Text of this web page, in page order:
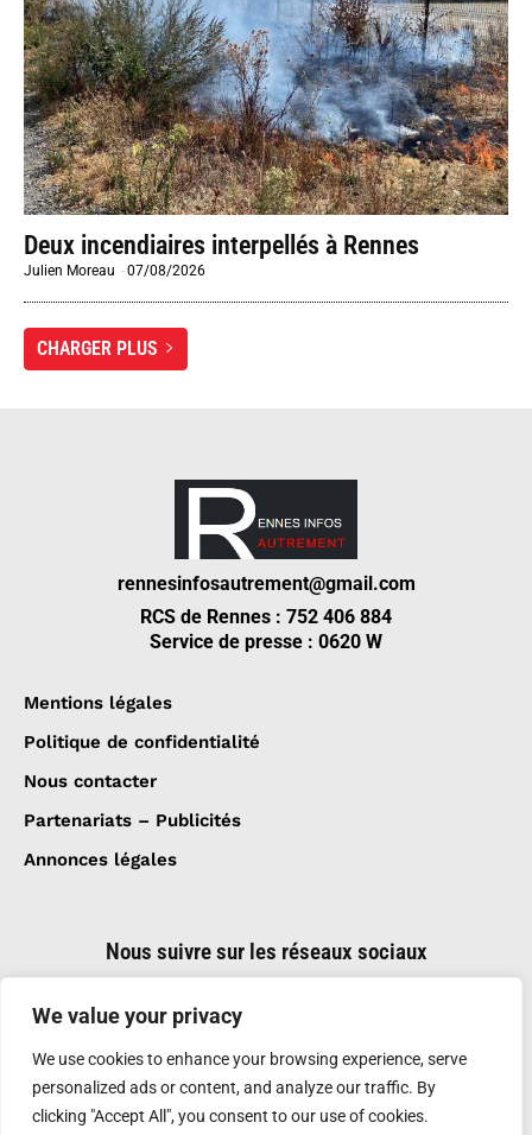
We value your privacy
We use cookies to enhance your browsing experience, serve
personalized ads or content, and analyze our traffic. By
clicking "Accept All", you consent to our use of cookies.
Deux incendiaires interpellés à Rennes
Julien Moreau -07/08/2026
CHARGER PLUS
rennesinfosautrement@gmail.com
RCS de Rennes : 752 406 884
Service de presse : 0620 W
Mentions légales
Politique de confidentialité
Nous contacter
Partenariats – Publicités
Annonces légales
Nous suivre sur les réseaux sociaux